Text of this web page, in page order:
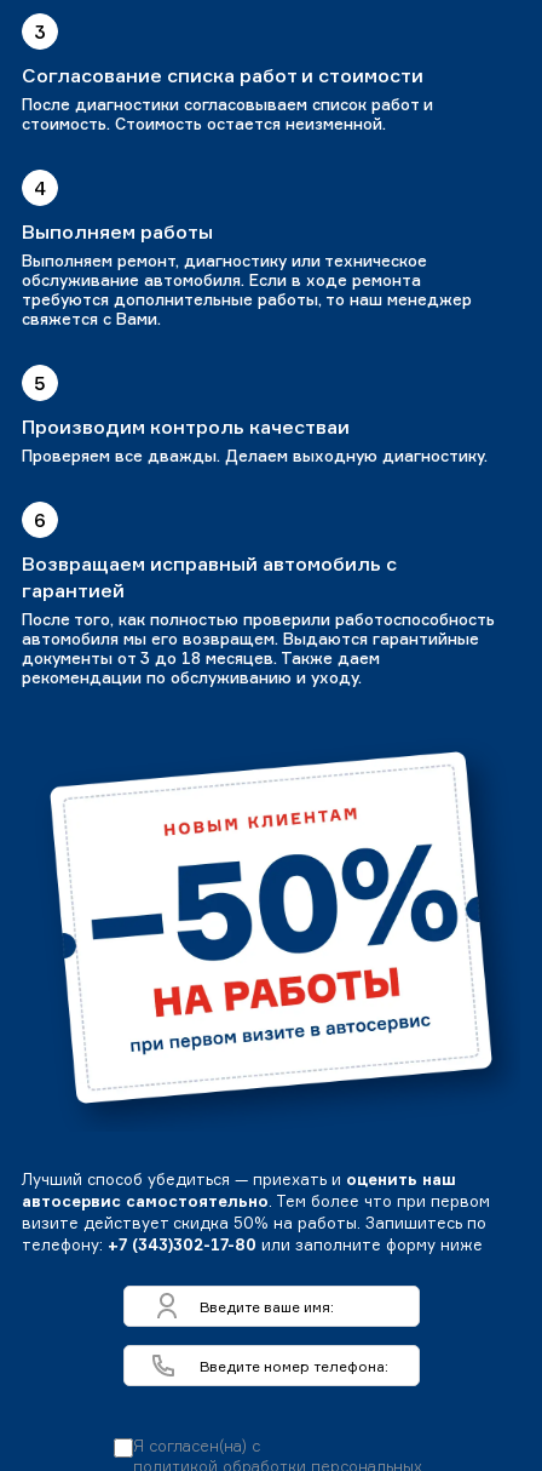
3
Согласование списка работ и стоимости
После диагностики согласовываем список работ и
стоимость. Стоимость остается неизменной.
4
Выполняем работы
Выполняем ремонт, диагностику или техническое
обслуживание автомобиля. Если в ходе ремонта
требуются дополнительные работы, то наш менеджер
свяжется с Вами.
5
Производим контроль качестваи
Проверяем все дважды. Делаем выходную диагностику.
6
Возвращаем исправный автомобиль с
гарантией
После того, как полностью проверили работоспособность
автомобиля мы его возвращем. Выдаются гарантийные
документы от 3 до 18 месяцев. Также даем
рекомендации по обслуживанию и уходу.
Лучший способ убедиться — приехать и оценить наш
автосервис самостоятельно. Тем более что при первом
визите действует скидка 50% на работы. Запишитесь по
телефону: +7 (343)302-17-80 или заполните форму ниже
Я согласен(на) с
политикой обработки персональных